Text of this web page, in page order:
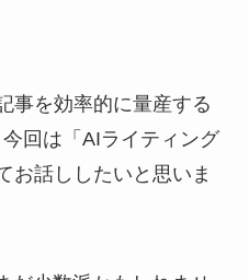
事を効率的に量産する
回は「AIライティング
お話ししたいと思いま